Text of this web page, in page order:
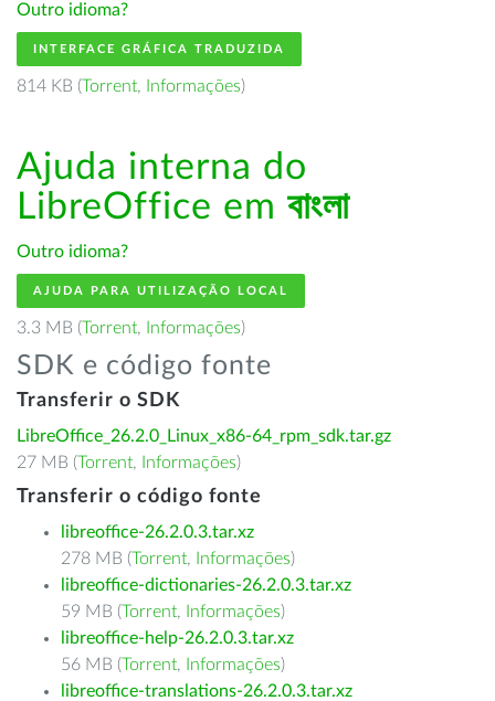
Outro idioma?
INTERFACE GRÁFICA TRADUZIDA
814 KB (Torrent, Informações)
Ajuda interna do
LibreOffice em বাংলা
Outro idioma?
AJUDA PARA UTILIZAÇÃO LOCAL
3.3 MB (Torrent, Informações)
SDK e código fonte
Transferir o SDK
LibreOffice_26.2.0_Linux_x86-64_rpm_sdk.tar.gz
27 MB (Torrent, Informações)
Transferir o código fonte
libreoffice-26.2.0.3.tar.xz
278 MB (Torrent, Informações)
libreoffice-dictionaries-26.2.0.3.tar.xz
59 MB (Torrent, Informações)
libreoffice-help-26.2.0.3.tar.xz
56 MB (Torrent, Informações)
libreoffice-translations-26.2.0.3.tar.xz